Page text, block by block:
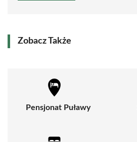
Zobacz Także
Pensjonat Puławy